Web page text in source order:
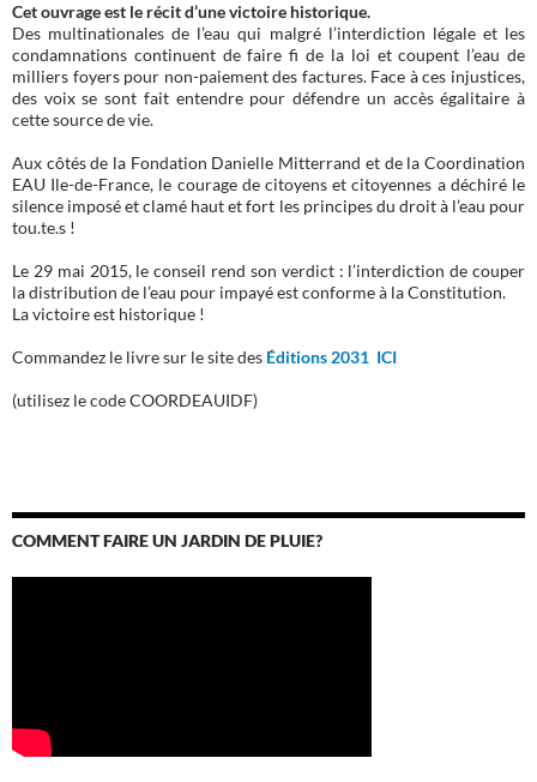
Cet ouvrage est le récit d’une victoire historique.
Des multinationales de l’eau qui malgré l’interdiction légale et les
condamnations continuent de faire fi de la loi et coupent l’eau de
milliers foyers pour non-paiement des factures. Face à ces injustices,
des voix se sont fait entendre pour défendre un accès égalitaire à
cette source de vie.
Aux côtés de la Fondation Danielle Mitterrand et de la Coordination
EAU Ile-de-France, le courage de citoyens et citoyennes a déchiré le
silence imposé et clamé haut et fort les principes du droit à l’eau pour
tou.te.s !
Le 29 mai 2015, le conseil rend son verdict : l’interdiction de couper
la distribution de l’eau pour impayé est conforme à la Constitution.
La victoire est historique !
Commandez le livre sur le site des Éditions 2031 ICI
(utilisez le code COORDEAUIDF)
COMMENT FAIRE UN JARDIN DE PLUIE?